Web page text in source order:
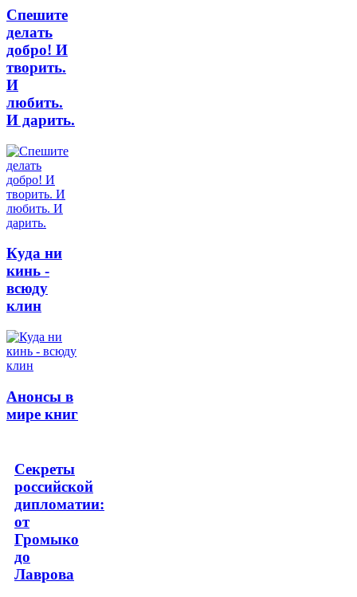
Спешите
делать
добро! И
творить.
И
любить.
И дарить.
Куда ни
кинь -
всюду
клин
Анонсы в
мире книг
Секреты
российской
дипломатии:
от
Громыко
до
Лаврова